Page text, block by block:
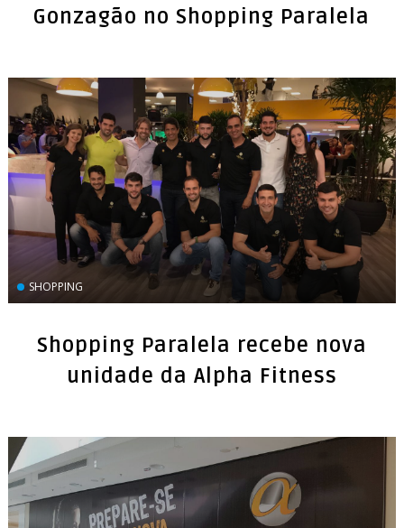
Gonzagão no Shopping Paralela
SHOPPING
Shopping Paralela recebe nova
unidade da Alpha Fitness